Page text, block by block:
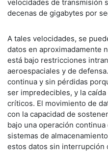
velocidades de transmisión
decenas de gigabytes por
A tales velocidades, se
datos en aproximadamente
está bajo restricciones
aeroespaciales y de
continua y sin pérdidas
ser impredecibles, y la
críticos. El movimiento de
con la capacidad de
bajo una operación
sistemas de
estos datos sin interrupción